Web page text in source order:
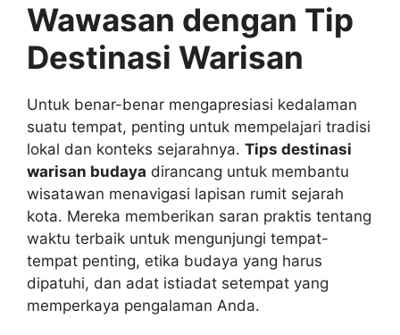
Wawasan dengan Tip
Destinasi Warisan
Untuk benar-benar mengapresiasi kedalaman
suatu tempat, penting untuk mempelajari tradisi
lokal dan konteks sejarahnya. Tips destinasi
warisan budaya dirancang untuk membantu
wisatawan menavigasi lapisan rumit sejarah
kota. Mereka memberikan saran praktis tentang
waktu terbaik untuk mengunjungi tempat-
tempat penting, etika budaya yang harus
dipatuhi, dan adat istiadat setempat yang
memperkaya pengalaman Anda.